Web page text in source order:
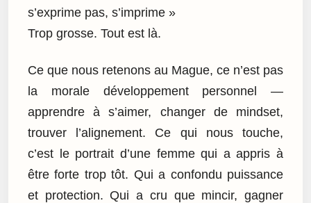
s’exprime pas, s’imprime »
Trop grosse. Tout est là.
Ce que nous retenons au Mague, ce n’est pas
la morale développement personnel —
apprendre à s’aimer, changer de mindset,
trouver l’alignement. Ce qui nous touche,
c’est le portrait d’une femme qui a appris à
être forte trop tôt. Qui a confondu puissance
et protection. Qui a cru que mincir, gagner